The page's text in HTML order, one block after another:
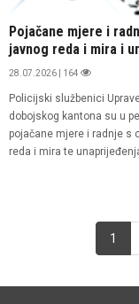
Pojačane mjere i
javnog reda i mira i
28.07.2026 | 164
Policijski službenici
dobojskog kantona su u
pojačane mjere i radnje s
reda i mira te
1